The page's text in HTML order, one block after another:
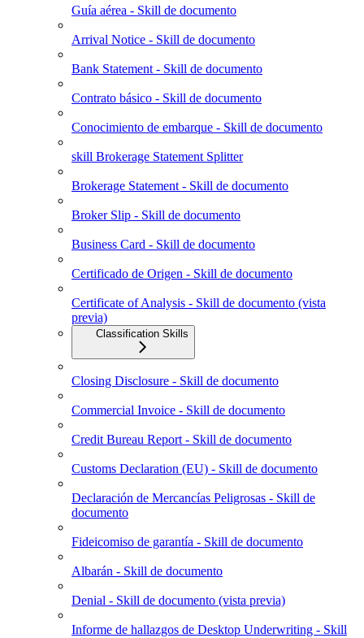
Guía aérea - Skill de documento
Arrival Notice - Skill de documento
Bank Statement - Skill de documento
Contrato básico - Skill de documento
Conocimiento de embarque - Skill de documento
skill Brokerage Statement Splitter
Brokerage Statement - Skill de documento
Broker Slip - Skill de documento
Business Card - Skill de documento
Certificado de Origen - Skill de documento
Certificate of Analysis - Skill de documento (vista
previa)
Classification Skills
Closing Disclosure - Skill de documento
Commercial Invoice - Skill de documento
Credit Bureau Report - Skill de documento
Customs Declaration (EU) - Skill de documento
Declaración de Mercancías Peligrosas - Skill de
documento
Fideicomiso de garantía - Skill de documento
Albarán - Skill de documento
Denial - Skill de documento (vista previa)
Informe de hallazgos de Desktop Underwriting - Skill